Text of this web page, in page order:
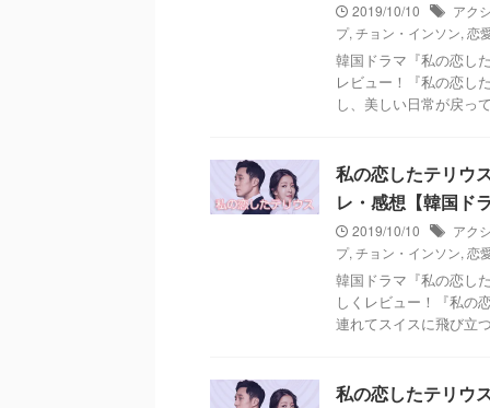
2019/10/10
アク
プ, チョン・インソン, 恋
韓国ドラマ『私の恋し
レビュー！『私の恋し
し、美しい日常が戻
私の恋したテリウ
レ・感想【韓国ド
2019/10/10
アク
プ, チョン・インソン, 恋
韓国ドラマ『私の恋し
しくレビュー！『私の
連れてスイスに飛び
私の恋したテリウ